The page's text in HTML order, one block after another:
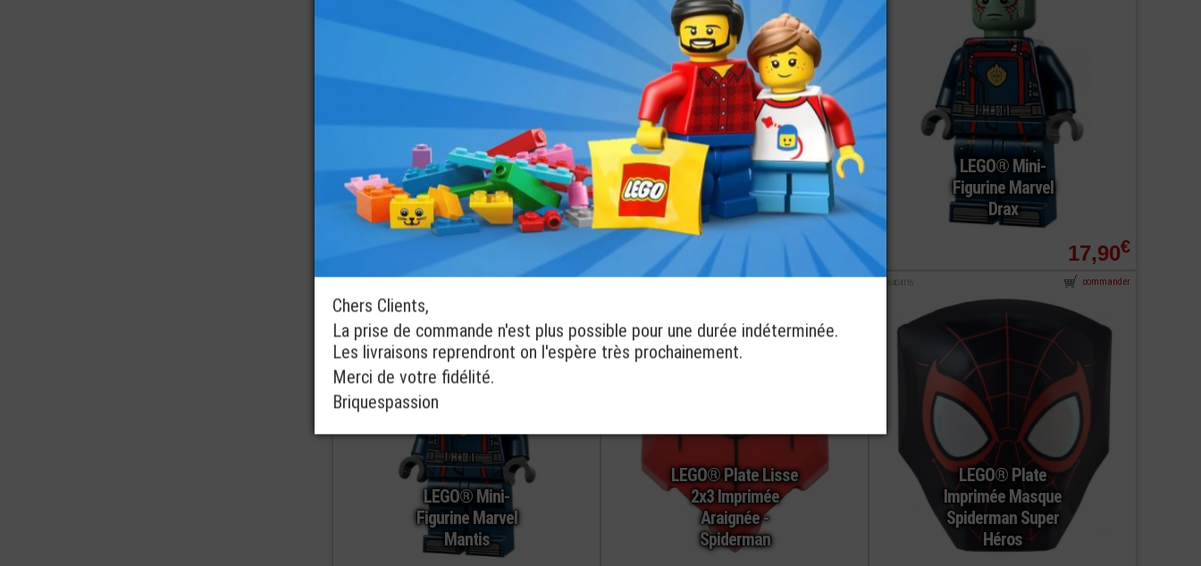
LEGO® Autocollant
Stickers Set 76255
Marvel
2,90€
LEGO® Mini-
Figurine Marvel
Nebula
15,90€
LEGO® Mini-
Figurine Marvel
Drax
17,90€
LEGO® Mini-
Figurine Marvel
Mantis
commander
LEGO® Plate Lisse
2x3 Imprimée
Araignée -
Spiderman
commander
LEGO® Plate
Imprimée Masque
Spiderman Super
Héros
ref : 6404116 commander
Chers Clients,
La prise de commande n'est plus possible pour une durée indéterminée.
Les livraisons reprendront on l'espère très prochainement.
Merci de votre fidélité.
Briquespassion